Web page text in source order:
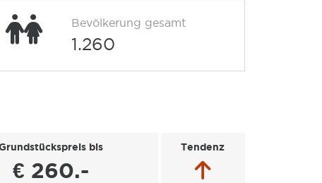
Bevölkerung gesamt
1.260
bis
€ 260.-
Tendenz